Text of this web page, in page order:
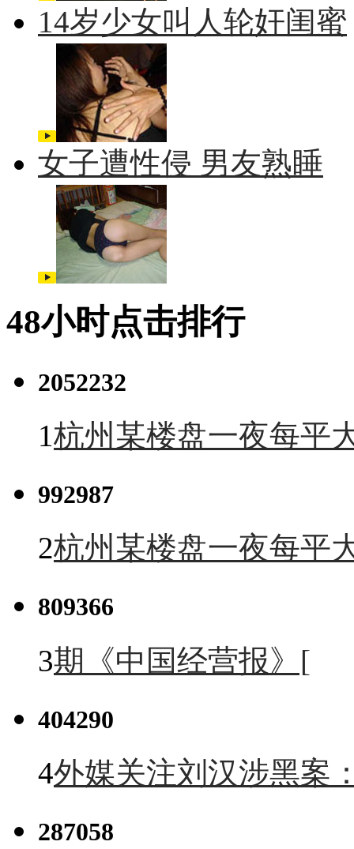
14岁少女叫人轮奸闺蜜
女子遭性侵 男友熟睡
48小时点击排行
2052232
1杭州某楼盘一夜每平
992987
2杭州某楼盘一夜每平
809366
3期《中国经营报》[
404290
4外媒关注刘汉涉黑案
287058